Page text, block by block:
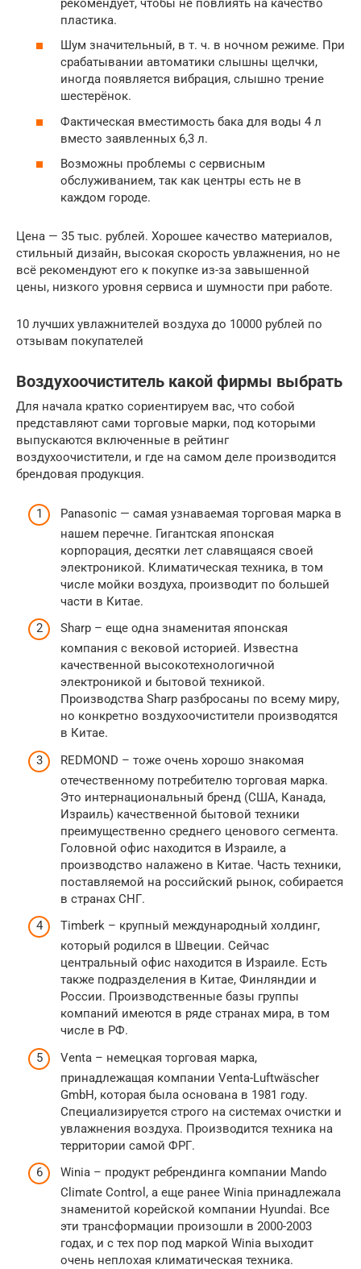
пластика.
Шум значительный, в т. ч. в ночном режиме. При
срабатывании автоматики слышны щелчки,
иногда появляется вибрация, слышно трение
шестерёнок.
Фактическая вместимость бака для воды 4 л
вместо заявленных 6,3 л.
Возможны проблемы с сервисным
обслуживанием, так как центры есть не в
каждом городе.
Цена — 35 тыс. рублей. Хорошее качество материалов,
стильный дизайн, высокая скорость увлажнения, но не
всё рекомендуют его к покупке из-за завышенной
цены, низкого уровня сервиса и шумности при работе.
10 лучших увлажнителей воздуха до 10000 рублей по
отзывам покупателей
Воздухоочиститель какой фирмы выбрать
Для начала кратко сориентируем вас, что собой
представляют сами торговые марки, под которыми
выпускаются включенные в рейтинг
воздухоочистители, и где на самом деле производится
брендовая продукция.
Panasonic — самая узнаваемая торговая марка в
нашем перечне. Гигантская японская
корпорация, десятки лет славящаяся своей
электроникой. Климатическая техника, в том
числе мойки воздуха, производит по большей
части в Китае.
Sharp – еще одна знаменитая японская
компания с вековой историей. Известна
качественной высокотехнологичной
электроникой и бытовой техникой.
Производства Sharp разбросаны по всему миру,
но конкретно воздухоочистители производятся
в Китае.
REDMOND – тоже очень хорошо знакомая
отечественному потребителю торговая марка.
Это интернациональный бренд (США, Канада,
Израиль) качественной бытовой техники
преимущественно среднего ценового сегмента.
Головной офис находится в Израиле, а
производство налажено в Китае. Часть техники,
поставляемой на российский рынок, собирается
в странах СНГ.
Timberk – крупный международный холдинг,
который родился в Швеции. Сейчас
центральный офис находится в Израиле. Есть
также подразделения в Китае, Финляндии и
России. Производственные базы группы
компаний имеются в ряде странах мира, в том
числе в РФ.
Venta – немецкая торговая марка,
принадлежащая компании Venta-Luftwäscher
GmbH, которая была основана в 1981 году.
Специализируется строго на системах очистки и
увлажнения воздуха. Производится техника на
территории самой ФРГ.
Winia – продукт ребрендинга компании Mando
Climate Control, а еще ранее Winia принадлежала
знаменитой корейской компании Hyundai. Все
эти трансформации произошли в 2000-2003
годах, и с тех пор под маркой Winia выходит
очень неплохая климатическая техника.